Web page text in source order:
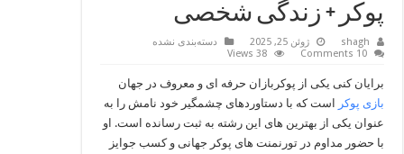
پوکر + زندگی شخصی
shagh ژوئن 25, 2025
دسته‌بندی نشده
10 Comments
38 Views
برایان کنی یکی از پوکربازان حرفه ای و معروف در جهان
بازی پوکر است که با دستاوردهای چشمگیر خود نامش را به
عنوان یکی از بهترین‌ های این رشته به ثبت رسانده است. او
با حضور مداوم در تورنمنت‌ های پوکر جهانی و کسب جوایز